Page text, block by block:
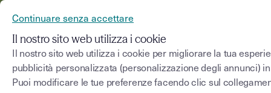
Informativa sui Cookie
Continuare senza accettare
Il nostro sito web utilizza i cookie
Il nostro sito web utilizza i cookie per migliorare la tua
pubblicità personalizzata (personalizzazione degli annunci)
Puoi modificare le tue preferenze facendo clic sul